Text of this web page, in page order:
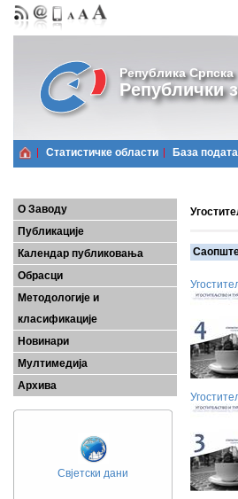
Република Српска
Републички
Статистичке области Базa
О Заводу
Публикације
Календар публиковања
Обрасци
Методологије и
класификације
Новинари
Мултимедија
Архива
Свјетски дани